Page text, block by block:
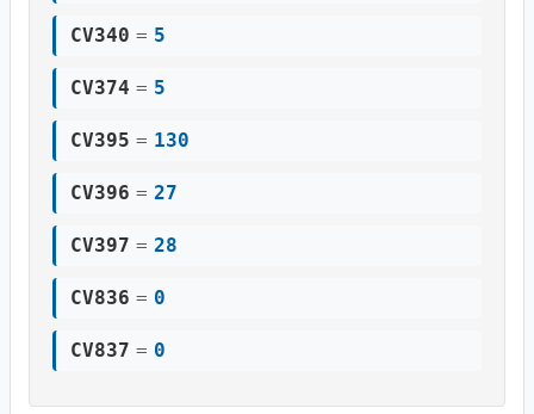
CV340 = 5
CV374 = 5
CV395 = 130
CV396 = 27
CV397 = 28
CV836 = 0
CV837 = 0